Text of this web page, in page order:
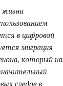
жизни
в цифровой
миграция
который на
следов в